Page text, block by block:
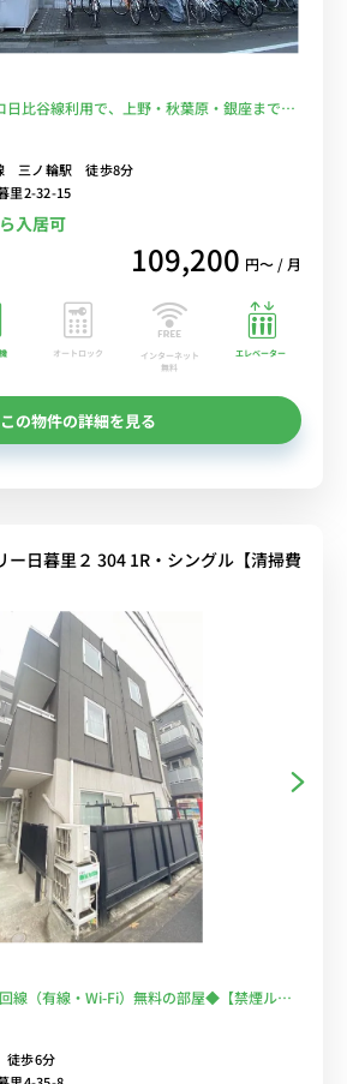
比谷線利用で、上野・秋葉原・銀座まで直
ンタル中！
三ノ輪駅 徒歩8分
里2-32-15
入居可
109,200 円〜 / 月
オートロック
インターネット
無料
エレベーター
この物件の詳細を見る
ー日暮里２ 304 1R・シングル【清掃費
線（有線・Wi-Fi）無料の部屋◆【禁煙ルー
おススメ♪少し狭い部屋だけど設備充実！出
歩6分